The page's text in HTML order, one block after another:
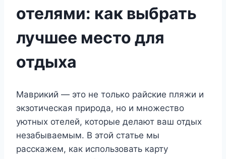
отелями: как выбрать
лучшее место для
отдыха
Маврикий — это не только райские пляжи и
экзотическая природа, но и множество
уютных отелей, которые делают ваш отдых
незабываемым. В этой статье мы
расскажем, как использовать карту